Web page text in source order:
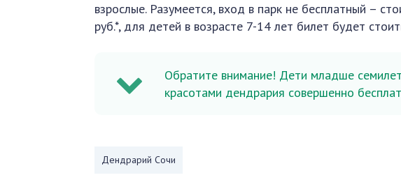
взрослые. Разумеется, вход в парк не бесплатный –
руб.*, для детей в возрасте 7-14 лет билет будет
Обратите внимание! Дети младше
красотами дендрария совершенно
Дендрарий Сочи